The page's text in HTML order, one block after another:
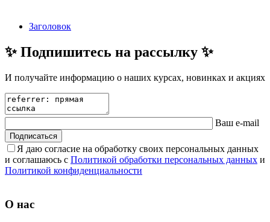
Заголовок
✨Подпишитесь на рассылку ✨
И получайте информацию о наших курсах, новинках и акциях
Ваш e-mail
Подписаться
Я даю согласие на обработку своих персональных данных
и соглашаюсь с Политикой обработки персональных данных и
Политикой конфиденциальности
О нас